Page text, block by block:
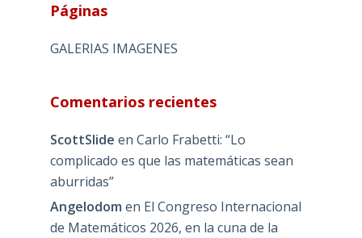
Páginas
GALERIAS IMAGENES
Comentarios recientes
ScottSlide en Carlo Frabetti: “Lo
complicado es que las matemáticas sean
aburridas”
Angelodom en El Congreso Internacional
de Matemáticos 2026, en la cuna de la